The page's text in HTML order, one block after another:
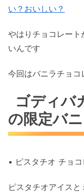
い？おいしい？
やはりチョコレート
いんです
今回はバニラチョコ
ゴディ
の限定バ
• ピスタチオ チョ
ピスタチオアイスと